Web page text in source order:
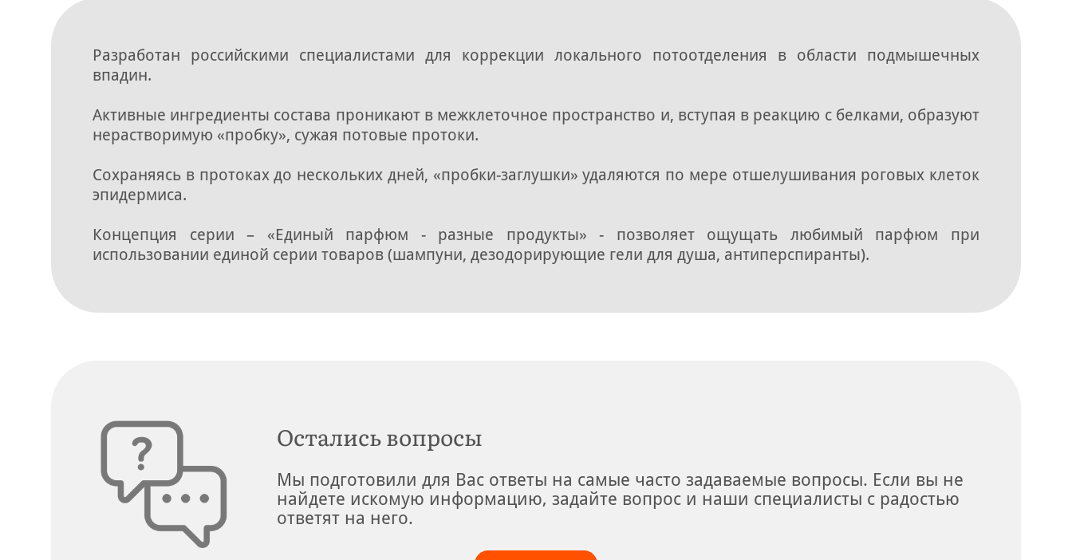
Разработан российскими специалистами для коррекции локального потоотделения в области подмышечных
впадин.
Активные ингредиенты состава проникают в межклеточное пространство и, вступая в реакцию с белками, образуют
нерастворимую «пробку», сужая потовые протоки.
Сохраняясь в протоках до нескольких дней, «пробки-заглушки» удаляются по мере отшелушивания роговых клеток
эпидермиса.
Концепция серии – «Единый парфюм - разные продукты» - позволяет ощущать любимый парфюм при
использовании единой серии товаров (шампуни, дезодорирующие гели для душа, антиперспиранты).
Остались вопросы
Мы подготовили для Вас ответы на самые часто задаваемые вопросы. Если вы не
найдете искомую информацию, задайте вопрос и наши специалисты с радостью
ответят на него.